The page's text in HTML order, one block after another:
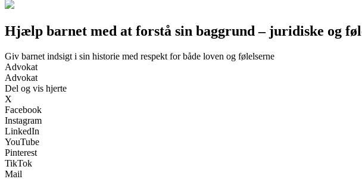
Hjælp barnet med at forstå sin baggrund – juridiske og
Giv barnet indsigt i sin historie med respekt for både loven og følelserne
Advokat
Advokat
Del og vis hjerte
X
Facebook
Instagram
LinkedIn
YouTube
Pinterest
TikTok
Mail